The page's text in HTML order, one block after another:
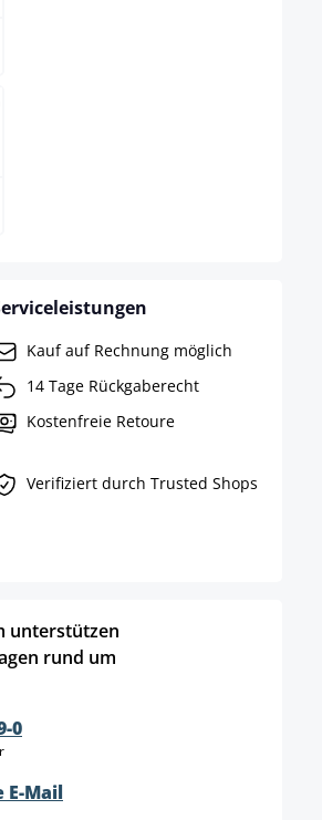
Kauf auf Rechnung möglich
14 Tage Rückgaberecht
Kostenfreie Retoure
Verifiziert durch Trusted Shops
unterstützen
rund um
0
E-Mail